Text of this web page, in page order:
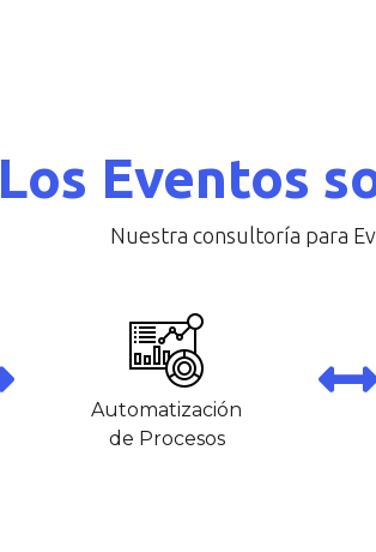
Los Eventos
Nuestra consultoría para
Automatización
de Procesos